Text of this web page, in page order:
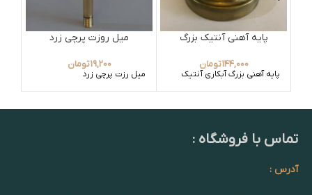
پایه آهنی آنتیک بزرگ
144,000تومان
پایه آهنی بزرگ آبکاری آنتیک
میل روزت پرچی زرد
19,200تومان
میل رزت پرچی زرد
تماس با فروشگاه :
آدرس :